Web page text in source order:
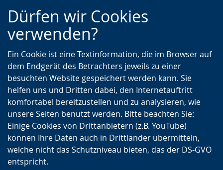
Zur
Hauptnavigation
Zur
Seitennavigation
Zum
Inhalt
Dürfen wir Cookies
verwenden?
Ein Cookie ist eine Textinformation, die im Browser auf
dem Endgerät des Betrachters jeweils zu einer
besuchten Website gespeichert werden kann. Sie
helfen uns und Dritten dabei, den Internetauftritt
komfortabel bereitzustellen und zu analysieren, wie
unsere Seiten benutzt werden. Bitte beachten Sie:
Einige Cookies von Drittanbietern (z.B. YouTube)
können Ihre Daten auch in Drittländer übermitteln,
welche nicht das Schutzniveau bieten, das der DS-GVO
entspricht.